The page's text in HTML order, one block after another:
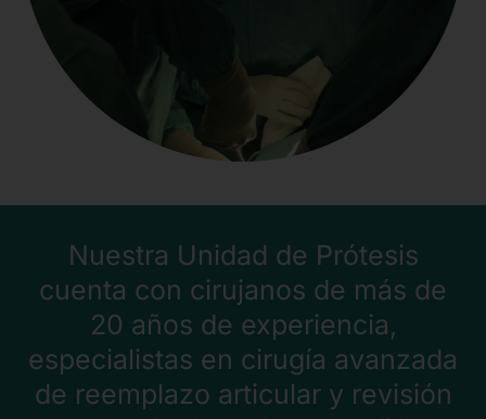
Nuestra Unidad de Prótesis
cuenta con cirujanos de más de
20 años de experiencia,
especialistas en cirugía avanzada
de reemplazo articular y revisión